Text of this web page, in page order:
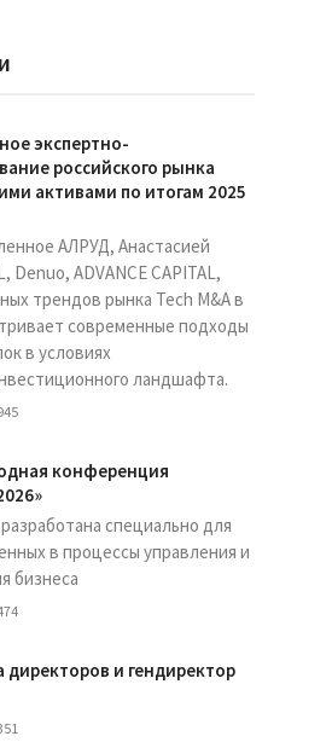
экспертно-
российского рынка
активами по итогам 2025
АЛРУД, Анастасией
Denuo, ADVANCE CAPITAL,
трендов рынка Tech M&A в
современные подходы
в условиях
ландшафта.
конференция
специально для
в процессы управления и
бизнеса
директоров и гендиректор